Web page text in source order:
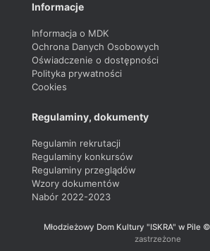
Informacje
Informacja o MDK
Ochrona Danych Osobowych
Oświadczenie o dostępności
Polityka prywatności
Cookies
Regulaminy, dokumenty
Regulamin rekrutacji
Regulaminy konkursów
Regulaminy przeglądów
Wzory dokumentów
Nabór 2022-2023
Młodzieżowy Dom Kultury "ISKRA" w Pile ©
zastrzeżone